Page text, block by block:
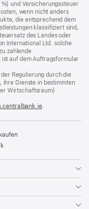
und Versicherungssteuer
wenn nicht anders
die entsprechend dem
klassifiziert sind,
des Landes oder
International Ltd. solche
zahlende
auf dem Auftragsformular
Regulierung durch die
ihre Dienste in bestimmten
Wirtschaftsraum)
(Öffnet
neues
.